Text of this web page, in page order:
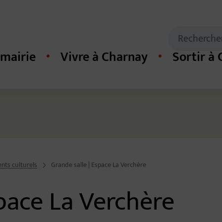
Recherche
Mots clés de
Vivre à Charnay Sortir à
culturels Grande salle | Espace La Verchère
La Verchère